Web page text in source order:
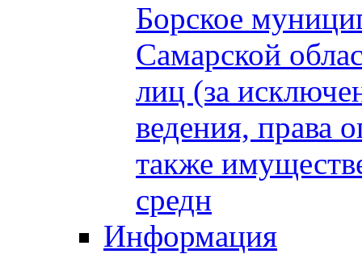
Борское
Самарской
лиц (за
ведения, права
также
средн
Информация